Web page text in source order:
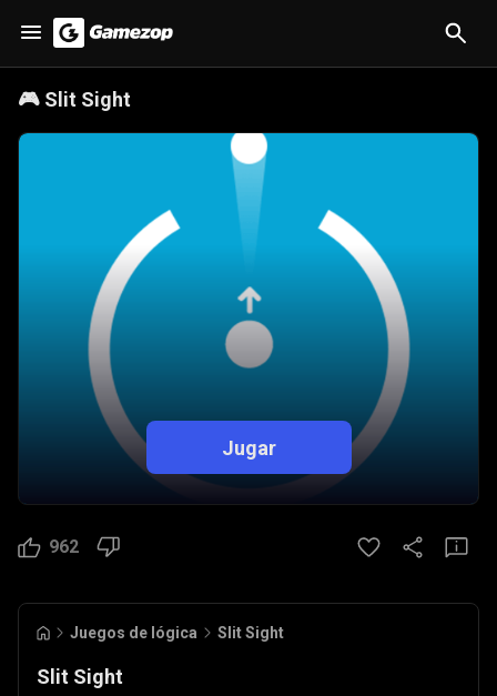
🎮 Slit Sight
Jugar
962
Juegos de lógica Slit Sight
Slit Sight